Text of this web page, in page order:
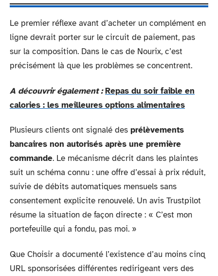
Le premier réflexe avant d’acheter un complément en
ligne devrait porter sur le circuit de paiement, pas
sur la composition. Dans le cas de Nourix, c’est
précisément là que les problèmes se concentrent.
A découvrir également : Repas du soir faible en
calories : les meilleures options alimentaires
Plusieurs clients ont signalé des prélèvements
bancaires non autorisés après une première
commande. Le mécanisme décrit dans les plaintes
suit un schéma connu : une offre d’essai à prix réduit,
suivie de débits automatiques mensuels sans
consentement explicite renouvelé. Un avis Trustpilot
résume la situation de façon directe : « C’est mon
portefeuille qui a fondu, pas moi. »
Que Choisir a documenté l’existence d’au moins cinq
URL sponsorisées différentes redirigeant vers des